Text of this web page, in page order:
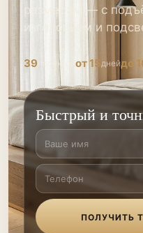
размерам — с
изголовьем и
39 проектов от 15 днейдо
Быстрый и
ПОЛУЧИТЬ